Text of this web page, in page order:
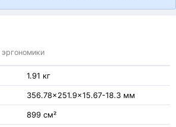
1.91 кг
356.78x251.9x15.67-18.3 мм
899 см²